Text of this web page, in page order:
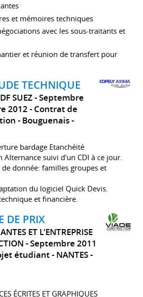
et mémoires techniques
avec les sous-traitants et
et réunion de transfert pour
TECHNIQUE
SUEZ
Septembre
2012 Contrat de
Bouguenais
bardage Etanchéité
Alternance suivi d'un CDI à ce jour.
donnée: familles groupes et
du logiciel Quick Devis.
et financière.
DE PRIX
ET L'ENTREPRISE
Septembre 2011
étudiant
NANTES
ÉCRITES ET GRAPHIQUES